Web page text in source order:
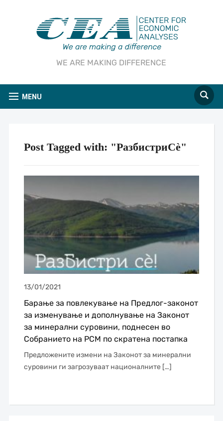
WE ARE MAKING DIFFERENCE
MENU
Post Tagged with: "РазбистриСѐ"
13/01/2021
Барање за повлекување на Предлог-законoт
за изменување и дополнување на Законот
за минерални суровини, поднесен во
Собранието на РСМ по скратена постапка
Предложените измени на Законот за минерални
суровини ги загрозуваат националните […]